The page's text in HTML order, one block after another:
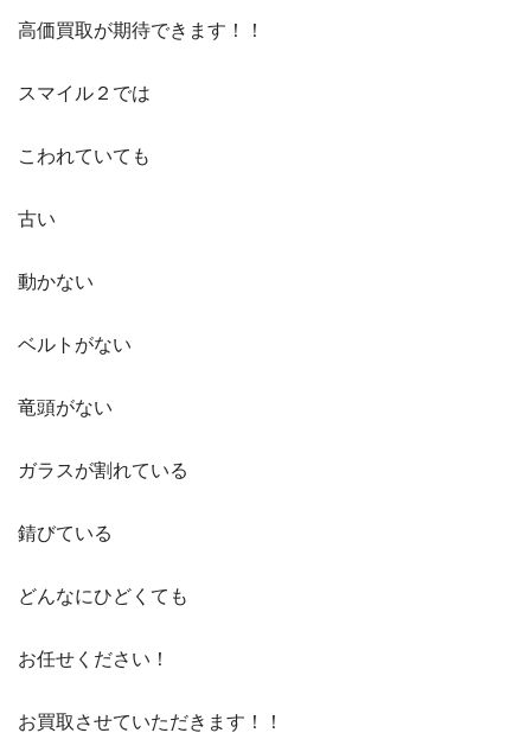
高価買取が期待できます！！
スマイル２では
こわれていても
古い
動かない
ベルトがない
竜頭がない
ガラスが割れている
錆びている
どんなにひどくても
お任せください！
お買取させていただきます！！